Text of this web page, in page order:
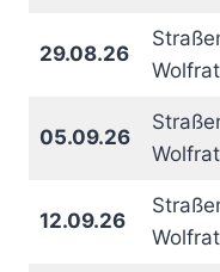
29.08.26
05.09.26
12.09.26